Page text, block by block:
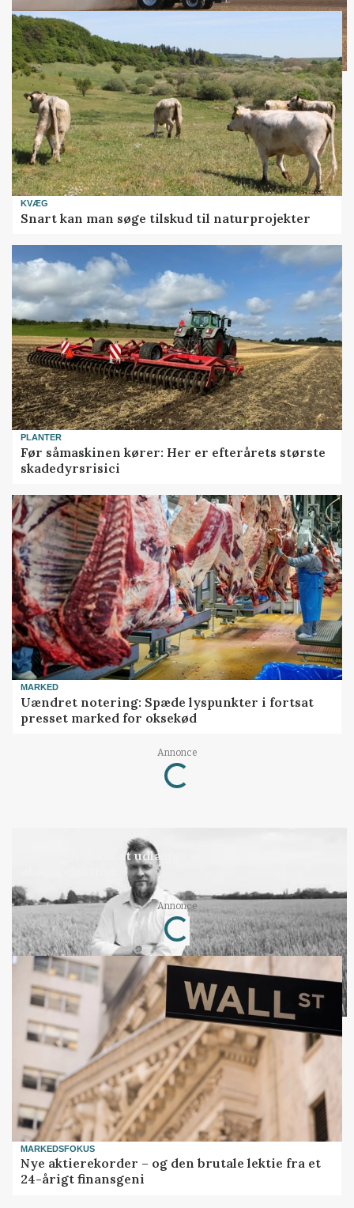
KVÆG
Snart kan man søge tilskud til naturprojekter
PLANTER
Før såmaskinen kører: Her er efterårets største
skadedyrsrisici
MARKED
Uændret notering: Spæde lyspunkter i fortsat
presset marked for oksekød
Annonce
Loading...
Det er en uskik at udlægge et røgslør om
Annonce
Loading...
MARKEDSFOKUS
Nye aktierekorder – og den brutale lektie fra et
24-årigt finansgeni